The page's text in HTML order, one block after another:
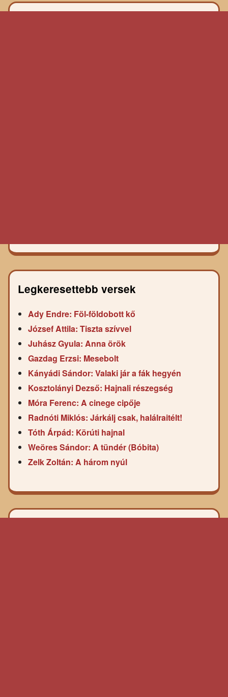
Legkeresettebb versek
Ady Endre: Föl-földobott kő
József Attila: Tiszta szívvel
Juhász Gyula: Anna örök
Gazdag Erzsi: Mesebolt
Kányádi Sándor: Valaki jár a fák hegyén
Kosztolányi Dezső: Hajnali részegség
Móra Ferenc: A cinege cipője
Radnóti Miklós: Járkálj csak, halálraitélt!
Tóth Árpád: Körúti hajnal
Weöres Sándor: A tündér (Bóbita)
Zelk Zoltán: A három nyúl